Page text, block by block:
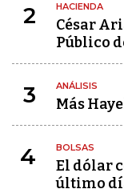
2 HACIENDA
César
Público
3 ANÁLISIS
Más
4 BOLSAS
El dólar
último